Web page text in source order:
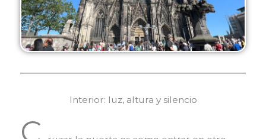
Interior: luz, altura y silencio